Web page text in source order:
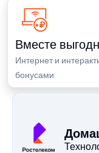
Вместе
Интернет и
бонусами